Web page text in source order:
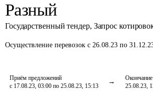
Разный
Государственный тендер, Запрос
Осуществление перевозок с 26.08.23 по
Приём предложений
с 17.08.23, 03:00 по 25.08.23, 15:13
Окончание
25.08.23,